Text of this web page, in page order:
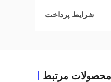
شرایط پرداخت
محصولات مرتبط